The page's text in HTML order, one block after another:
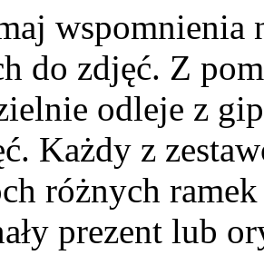
wspomnienia
do zdjęć. Z
odleje z
Każdy z
różnych
prezent lub